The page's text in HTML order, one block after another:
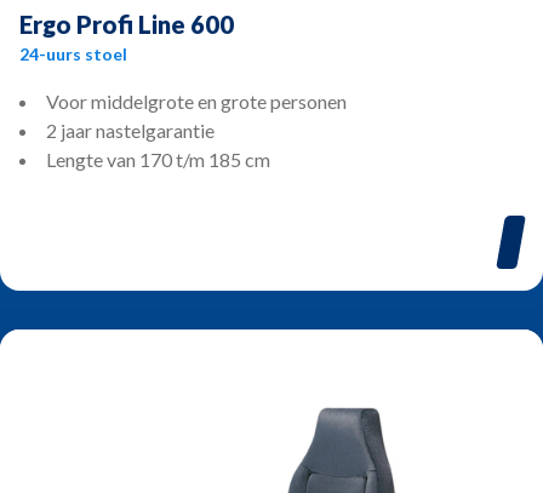
Ergo Profi Line 600
24-uurs stoel
Voor middelgrote en grote personen
2 jaar nastelgarantie
Lengte van 170 t/m 185 cm